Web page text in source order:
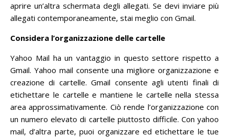
aprire un’altra schermata degli allegati. Se devi inviare più
allegati contemporaneamente, stai meglio con Gmail.
Considera l’organizzazione delle cartelle
Yahoo Mail ha un vantaggio in questo settore rispetto a
Gmail. Yahoo mail consente una migliore organizzazione e
creazione di cartelle.Gmail consente agli utenti finali di
etichettare le cartelle e mantiene le cartelle nella stessa
area approssimativamente. Ciò rende l’organizzazione con
un numero elevato di cartelle piuttosto difficile. Con yahoo
mail, d’altra parte, puoi organizzare ed etichettare le tue